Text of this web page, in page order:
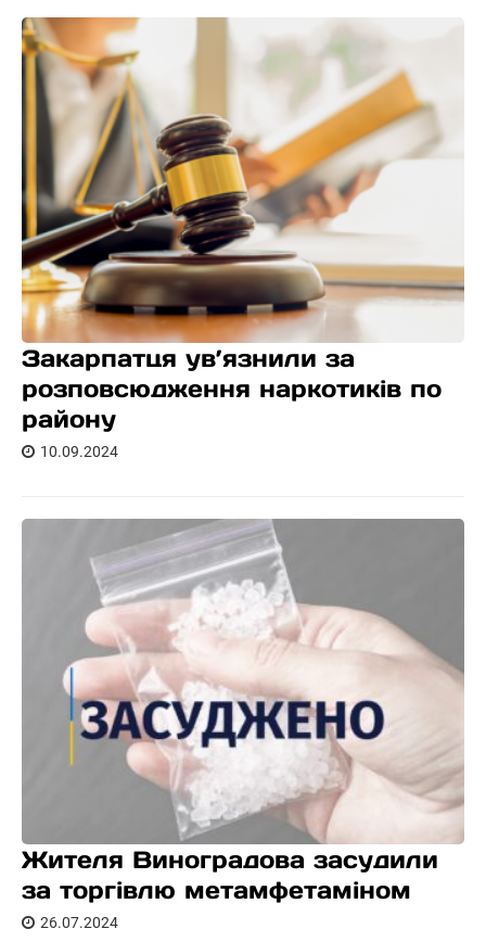
Закарпатця ув’язнили за
розповсюдження наркотиків по
району
10.09.2024
Жителя Виноградова засудили
за торгівлю метамфетаміном
26.07.2024